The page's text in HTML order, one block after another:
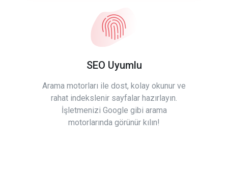
SEO Uyumlu
Arama motorları ile dost, kolay okunur ve
rahat indekslenir sayfalar hazırlayın.
İşletmenizi Google gibi arama
motorlarında görünür kılın!